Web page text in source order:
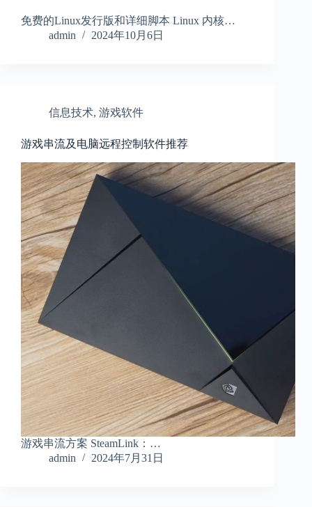
免费的Linux发行版和详细脚本 Linux 内核…
admin
2024年10月6日
信息技术, 游戏软件
游戏串流及电脑远程控制软件推荐
游戏串流方案 SteamLink：…
admin
2024年7月31日